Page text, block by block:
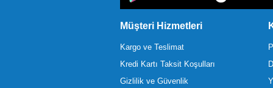
Müşteri Hizmetleri
Kargo ve Teslimat
Kredi Kartı Taksit Koşulları
Gizlilik ve Güvenlik